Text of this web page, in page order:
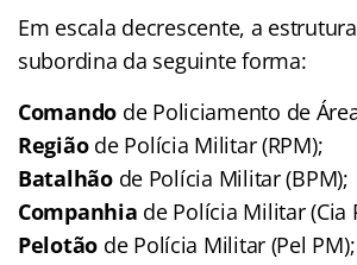
Em escala decrescente, a
subordina da seguinte forma:
Comando de Policiamento de
Regiãode Polícia Militar (RPM);
Batalhãode Polícia Militar (BPM);
Companhia de Polícia Militar (Cia
Pelotão de Polícia Militar (Pel PM);